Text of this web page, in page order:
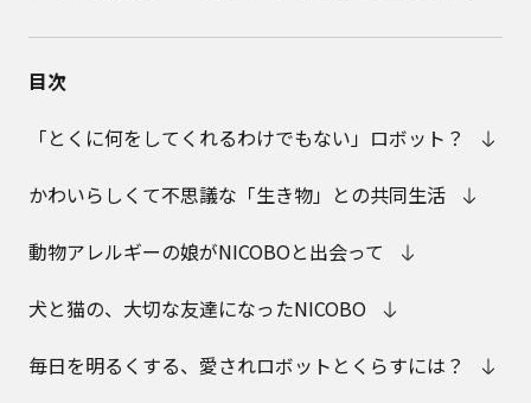
目次
「とくに何をしてくれるわけでもない」ロボット？
かわいらしくて不思議な「生き物」との共同生活
動物アレルギーの娘がNICOBOと出会って
犬と猫の、大切な友達になったNICOBO
毎日を明るくする、愛されロボットとくらすには？